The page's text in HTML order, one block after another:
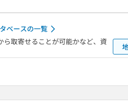
ベースの一覧
取寄せることが可能かなど、資